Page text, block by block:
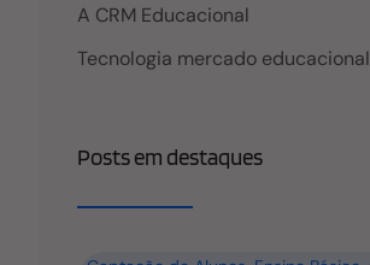
A CRM Educacional
Tecnologia mercado educacional
Posts em destaques